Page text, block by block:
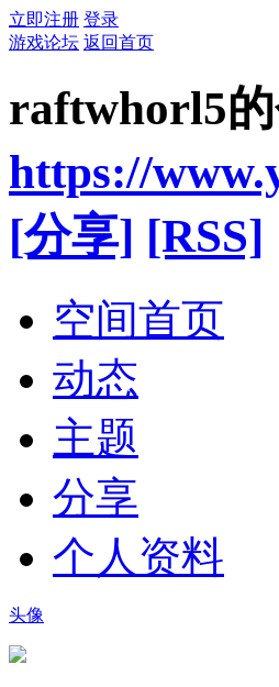
立即注册 登录
游戏论坛 返回首页
raftwhorl5
https://
[分享] [RSS]
空间首页
动态
主题
分享
个人资料
头像